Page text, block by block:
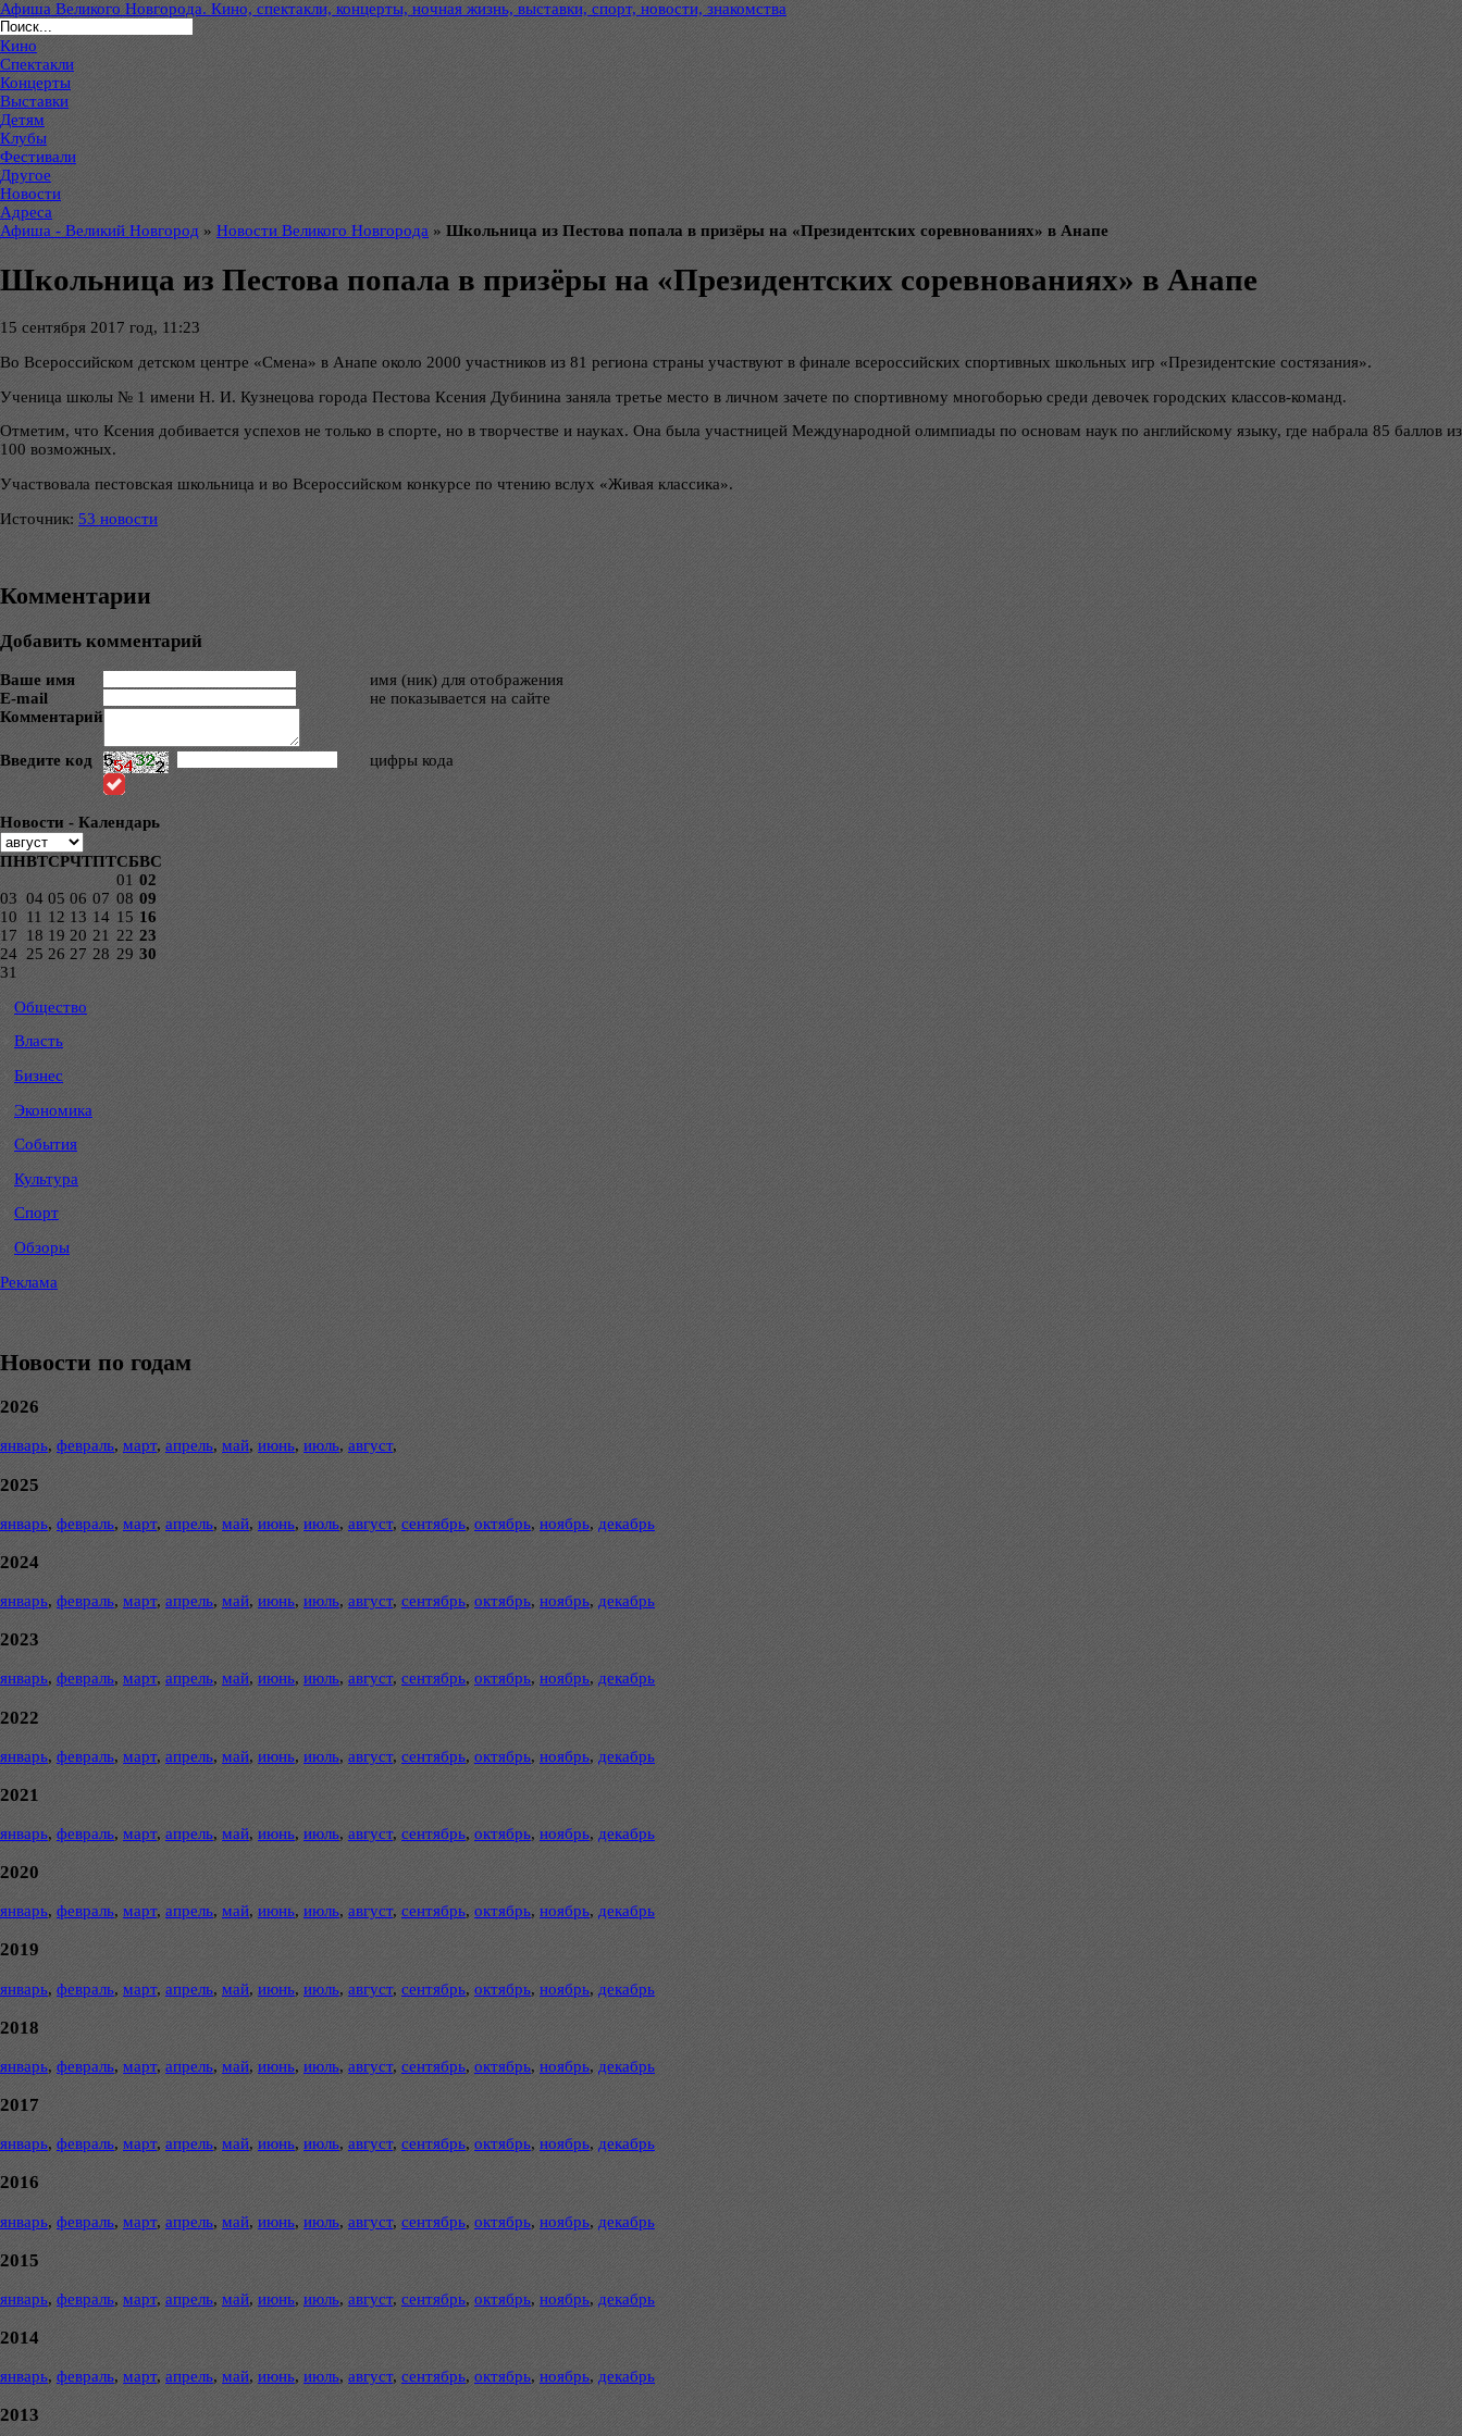
Афиша Великого Новгорода. Кино, спектакли, концерты, ночная жизнь, выставки, спорт, новости, знакомства
Кино
Спектакли
Концерты
Выставки
Детям
Клубы
Фестивали
Другое
Новости
Адреса
Афиша - Великий Новгород » Новости Великого Новгорода » Школьница из Пестова попала в призёры на «Президентских соревнованиях» в Анапе
Школьница из Пестова попала в призёры на «Президентских соревнованиях» в Анапе
15 сентября 2017 год, 11:23
Во Всероссийском детском центре «Смена» в Анапе около 2000 участников из 81 региона страны участвуют в финале всероссийских спортивных школьных игр «Президентские состязания».
Ученица школы № 1 имени Н. И. Кузнецова города Пестова Ксения Дубинина заняла третье место в личном зачете по спортивному многоборью среди девочек городских классов-команд.
Отметим, что Ксения добивается успехов не только в спорте, но в творчестве и науках. Она была участницей Международной олимпиады по основам наук по английскому языку, где набрала 85 баллов из
100 возможных.
Участвовала пестовская школьница и во Всероссийском конкурсе по чтению вслух «Живая классика».
Источник: 53 новости
Комментарии
Добавить комментарий
Ваше имя
имя (ник) для отображения
E-mail
не показывается на сайте
Комментарий
Введите код цифры кода
Новости - Календарь
ПНВТСРЧТПТСБВС
01 02
03 04 05 06 07 08 09
10
11 12 13 14 15 16
17
18 19 20 21 22 23
24 25 26 27 28 29 30
31
Общество
Власть
Бизнес
Экономика
События
Культура
Спорт
Обзоры
Реклама
Новости по годам
2026
январь, февраль, март, апрель, май, июнь, июль, август,
2025
январь, февраль, март, апрель, май, июнь, июль, август, сентябрь, октябрь, ноябрь, декабрь
2024
январь, февраль, март, апрель, май, июнь, июль, август, сентябрь, октябрь, ноябрь, декабрь
2023
январь, февраль, март, апрель, май, июнь, июль, август, сентябрь, октябрь, ноябрь, декабрь
2022
январь, февраль, март, апрель, май, июнь, июль, август, сентябрь, октябрь, ноябрь, декабрь
2021
январь, февраль, март, апрель, май, июнь, июль, август, сентябрь, октябрь, ноябрь, декабрь
2020
январь, февраль, март, апрель, май, июнь, июль, август, сентябрь, октябрь, ноябрь, декабрь
2019
январь, февраль, март, апрель, май, июнь, июль, август, сентябрь, октябрь, ноябрь, декабрь
2018
январь, февраль, март, апрель, май, июнь, июль, август, сентябрь, октябрь, ноябрь, декабрь
2017
январь, февраль, март, апрель, май, июнь, июль, август, сентябрь, октябрь, ноябрь, декабрь
2016
январь, февраль, март, апрель, май, июнь, июль, август, сентябрь, октябрь, ноябрь, декабрь
2015
январь, февраль, март, апрель, май, июнь, июль, август, сентябрь, октябрь, ноябрь, декабрь
2014
январь, февраль, март, апрель, май, июнь, июль, август, сентябрь, октябрь, ноябрь, декабрь
2013